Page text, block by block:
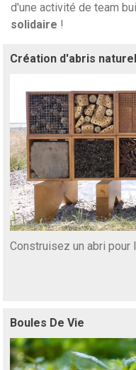
d'une activité de team
solidaire !
Création d'abris
Construisez un abri
Boules De Vie